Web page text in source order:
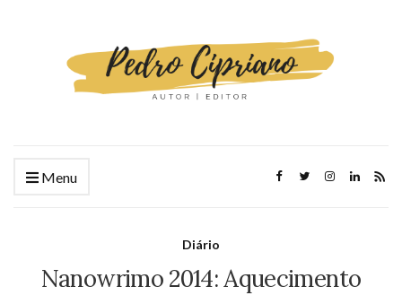
Menu
Diário
Nanowrimo 2014: Aquecimento